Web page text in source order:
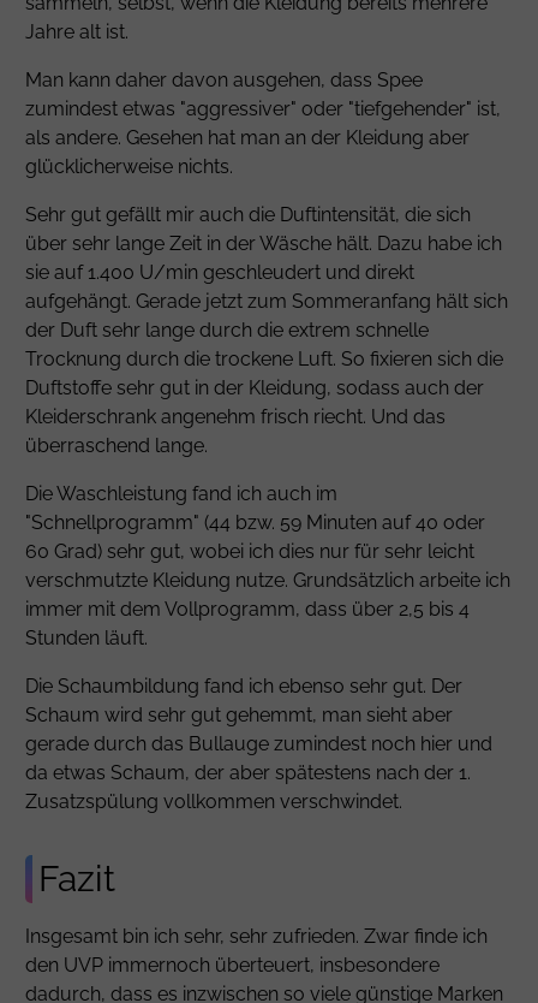
Jahre alt ist.
Man kann daher davon ausgehen, dass Spee
zumindest etwas "aggressiver" oder "tiefgehender" ist,
als andere. Gesehen hat man an der Kleidung aber
glücklicherweise nichts.
Sehr gut gefällt mir auch die Duftintensität, die sich
über sehr lange Zeit in der Wäsche hält. Dazu habe ich
sie auf 1.400 U/min geschleudert und direkt
aufgehängt. Gerade jetzt zum Sommeranfang hält sich
der Duft sehr lange durch die extrem schnelle
Trocknung durch die trockene Luft. So fixieren sich die
Duftstoffe sehr gut in der Kleidung, sodass auch der
Kleiderschrank angenehm frisch riecht. Und das
überraschend lange.
Die Waschleistung fand ich auch im
"Schnellprogramm" (44 bzw. 59 Minuten auf 40 oder
60 Grad) sehr gut, wobei ich dies nur für sehr leicht
verschmutzte Kleidung nutze. Grundsätzlich arbeite ich
immer mit dem Vollprogramm, dass über 2,5 bis 4
Stunden läuft.
Die Schaumbildung fand ich ebenso sehr gut. Der
Schaum wird sehr gut gehemmt, man sieht aber
gerade durch das Bullauge zumindest noch hier und
da etwas Schaum, der aber spätestens nach der 1.
Zusatzspülung vollkommen verschwindet.
Fazit
Insgesamt bin ich sehr, sehr zufrieden. Zwar finde ich
den UVP immernoch überteuert, insbesondere
dadurch, dass es inzwischen so viele günstige Marken